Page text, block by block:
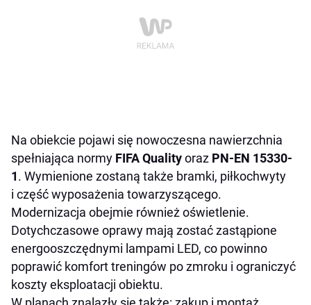
Na obiekcie pojawi się nowoczesna nawierzchnia
spełniająca normy FIFA Qualityoraz PN-EN 15330-
1. Wymienione zostaną także bramki, piłkochwyty
i część wyposażenia towarzyszącego.
Modernizacja obejmie również oświetlenie.
Dotychczasowe oprawy mają zostać zastąpione
energooszczędnymi lampami LED, co powinno
poprawić komfort treningów po zmroku i ograniczyć
koszty eksploatacji obiektu.